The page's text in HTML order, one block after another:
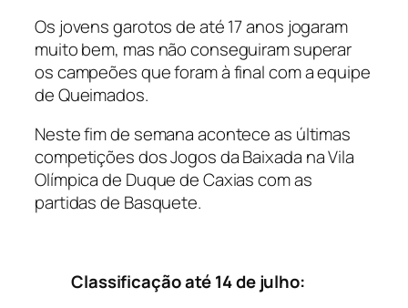
Os jovens garotos de até 17 anos jogaram
muito bem, mas não conseguiram superar
os campeões que foram à final com a equipe
de Queimados.
Neste fim de semana acontece as últimas
competições dos Jogos da Baixada na Vila
Olímpica de Duque de Caxias com as
partidas de Basquete.
Classificação até 14 de julho: